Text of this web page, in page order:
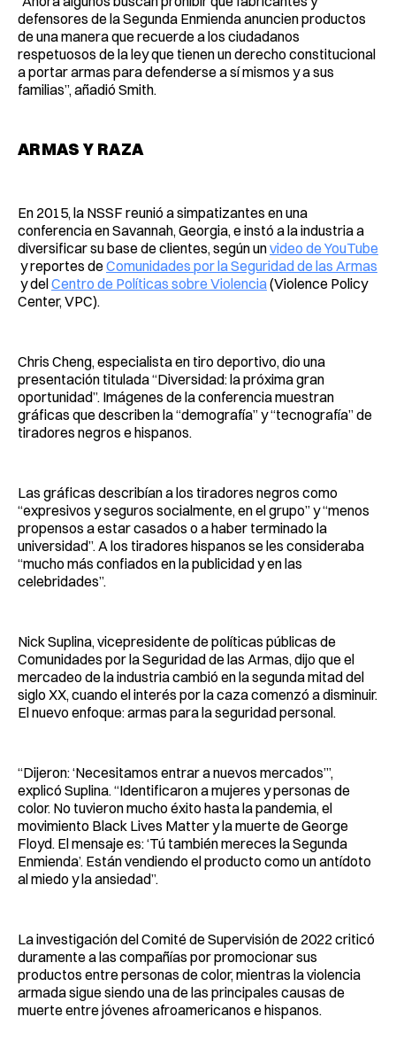
defensores de la Segunda Enmienda anuncien productos
de una manera que recuerde a los ciudadanos
respetuosos de la ley que tienen un derecho constitucional
a portar armas para defenderse a sí mismos y a sus
familias”, añadió Smith.
ARMAS Y RAZA
En 2015, la NSSF reunió a simpatizantes en una
conferencia en Savannah, Georgia, e instó a la industria a
diversificar su base de clientes, según unvideo de YouTube
y reportes deComunidades por la Seguridad de las Armas
y delCentro de Políticas sobre Violencia(Violence Policy
Center, VPC).
Chris Cheng, especialista en tiro deportivo, dio una
presentación titulada “Diversidad: la próxima gran
oportunidad”. Imágenes de la conferencia muestran
gráficas que describen la “demografía” y “tecnografía” de
tiradores negros e hispanos.
Las gráficas describían a los tiradores negros como
“expresivos y seguros socialmente, en el grupo” y “menos
propensos a estar casados o a haber terminado la
universidad”. A los tiradores hispanos se les consideraba
“mucho más confiados en la publicidad y en las
celebridades”.
Nick Suplina, vicepresidente de políticas públicas de
Comunidades por la Seguridad de las Armas, dijo que el
mercadeo de la industria cambió en la segunda mitad del
siglo XX, cuando el interés por la caza comenzó a disminuir.
El nuevo enfoque: armas para la seguridad personal.
“Dijeron: ‘Necesitamos entrar a nuevos mercados’”,
explicó Suplina. “Identificaron a mujeres y personas de
color. No tuvieron mucho éxito hasta la pandemia, el
movimiento Black Lives Matter y la muerte de George
Floyd. El mensaje es: ‘Tú también mereces la Segunda
Enmienda’. Están vendiendo el producto como un antídoto
al miedo y la ansiedad”.
La investigación del Comité de Supervisión de 2022 criticó
duramente a las compañías por promocionar sus
productos entre personas de color, mientras la violencia
armada sigue siendo una de las principales causas de
muerte entre jóvenes afroamericanos e hispanos.